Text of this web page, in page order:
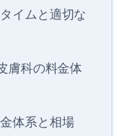
イムと適切な
膚科の料金体
体系と相場